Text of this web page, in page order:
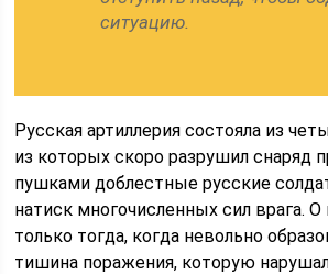
ситуацию.
Русская артиллерия состояла из
из которых скоро разрушил снаряд
пушками доблестные русские
натиск многочисленных сил врага.
только тогда, когда невольно
тишина поражения, которую